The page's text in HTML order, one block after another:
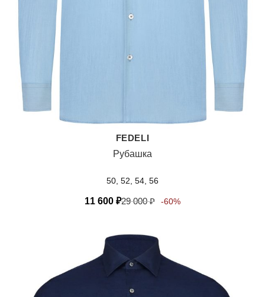
FEDELI
Рубашка
50, 52, 54, 56
11 600 ₽29 000₽ -60%